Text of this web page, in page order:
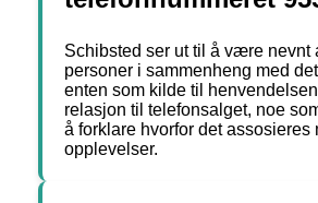
Schibsted ser ut til å være nevnt
personer i sammenheng med
enten som kilde til
relasjon til telefonsalget, noe
å forklare hvorfor det assosieres
opplevelser.